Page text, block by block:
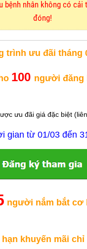
nhân không có
đóng!
trình ưu đãi tháng
100 người đăng
ưu đãi giá đặc biệt
gian từ 01/03 đến
người nắm bắt cơ
khuyến mãi chỉ